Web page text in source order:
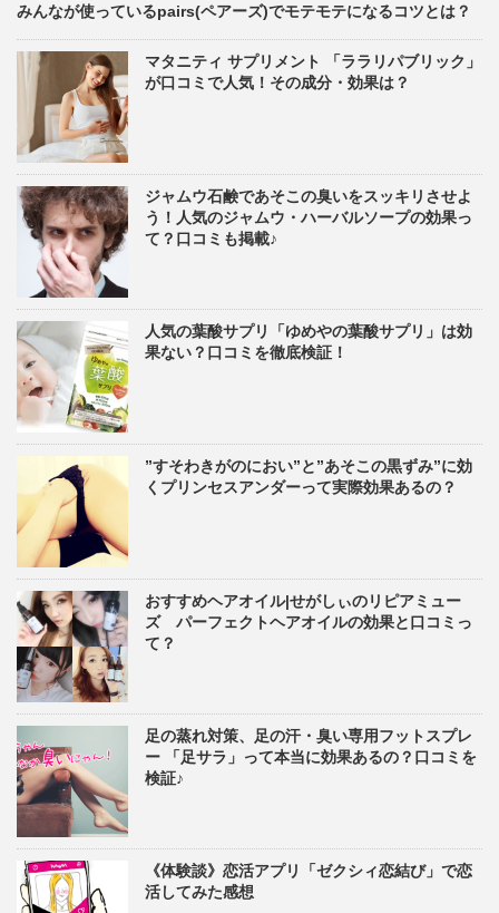
みんなが使っているpairs(ペアーズ)でモテモテになるコツとは？
マタニティ サプリメント 「ララリパブリック」
が口コミで人気！その成分・効果は？
ジャムウ石鹸であそこの臭いをスッキリさせよ
う！人気のジャムウ・ハーバルソープの効果っ
て？口コミも掲載♪
人気の葉酸サプリ「ゆめやの葉酸サプリ」は効
果ない？口コミを徹底検証！
”すそわきがのにおい”と”あそこの黒ずみ”に効
くプリンセスアンダーって実際効果あるの？
おすすめヘアオイル|せがしぃのリピアミュー
ズ パーフェクトヘアオイルの効果と口コミっ
て？
足の蒸れ対策、足の汗・臭い専用フットスプレ
ー 「足サラ」って本当に効果あるの？口コミを
検証♪
《体験談》恋活アプリ「ゼクシィ恋結び」で恋
活してみた感想